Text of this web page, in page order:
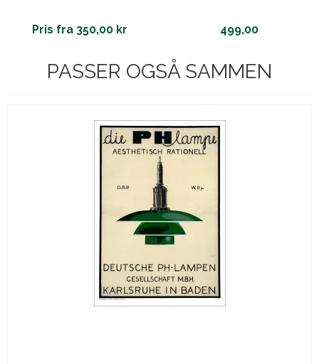
Pris fra 350,00 kr 499,00
PASSER OGSÅ SAMMEN